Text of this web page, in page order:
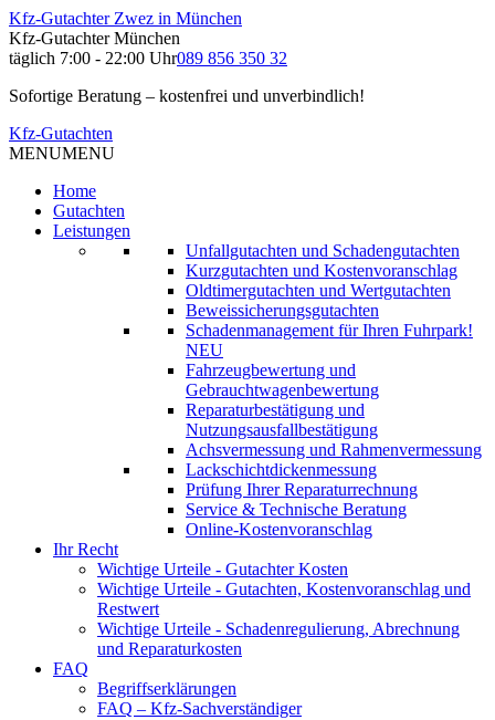
Kfz-Gutachter Zwez in München
Kfz-Gutachter München
täglich 7:00 - 22:00 Uhr089 856 350 32
Sofortige Beratung – kostenfrei und unverbindlich!
Kfz-Gutachten
MENUMENU
Home
Gutachten
Leistungen
Unfallgutachten und Schadengutachten
Kurzgutachten und Kostenvoranschlag
Oldtimergutachten und Wertgutachten
Beweissicherungsgutachten
Schadenmanagement für Ihren Fuhrpark!
NEU
Fahrzeugbewertung und
Gebrauchtwagenbewertung
Reparaturbestätigung und
Nutzungsausfallbestätigung
Achsvermessung und Rahmenvermessung
Lackschichtdickenmessung
Prüfung Ihrer Reparaturrechnung
Service & Technische Beratung
Online-Kostenvoranschlag
Ihr Recht
Wichtige Urteile - Gutachter Kosten
Wichtige Urteile - Gutachten, Kostenvoranschlag und
Restwert
Wichtige Urteile - Schadenregulierung, Abrechnung
und Reparaturkosten
FAQ
Begriffserklärungen
FAQ – Kfz-Sachverständiger